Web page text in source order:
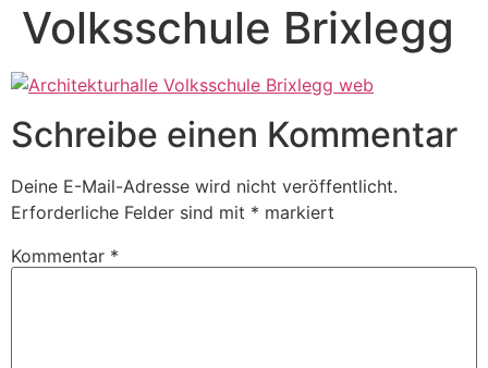
Volksschule Brixlegg
Schreibe einen Kommentar
Deine E-Mail-Adresse wird nicht veröffentlicht.
Erforderliche Felder sind mit * markiert
Kommentar *